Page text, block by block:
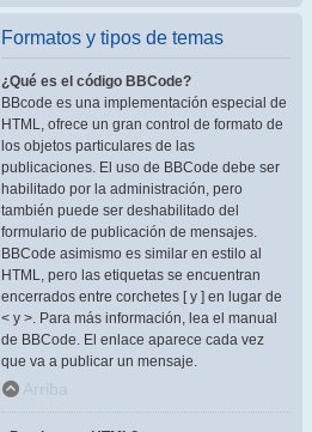
Formatos y tipos de temas
¿Qué es el código BBCode?
BBcode es una implementación especial de
HTML, ofrece un gran control de formato de
los objetos particulares de las
publicaciones. El uso de BBCode debe ser
habilitado por la administración, pero
también puede ser deshabilitado del
formulario de publicación de mensajes.
BBCode asimismo es similar en estilo al
HTML, pero las etiquetas se encuentran
encerrados entre corchetes [ y ] en lugar de
< y >. Para más información, lea el manual
de BBCode. El enlace aparece cada vez
que va a publicar un mensaje.
Arriba